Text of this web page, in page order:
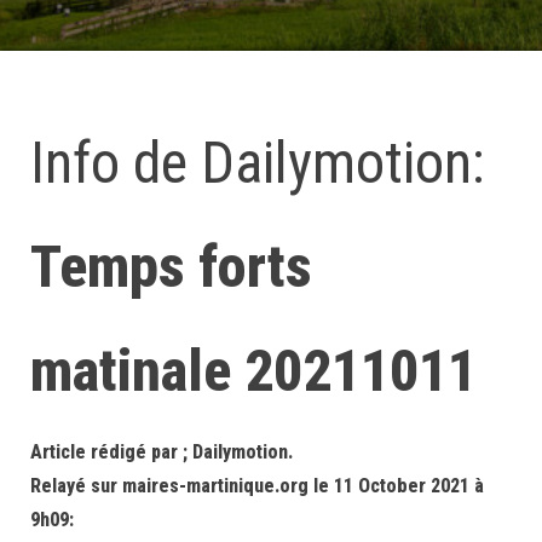
Info de Dailymotion:
Temps forts
matinale 20211011
Article rédigé par ; Dailymotion.
Relayé sur maires-martinique.org le 11 October 2021 à
9h09: